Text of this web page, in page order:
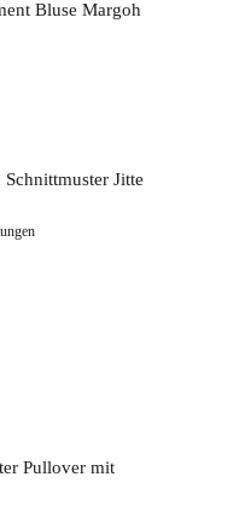
Bluse Margoh
Jitte
Pullover mit